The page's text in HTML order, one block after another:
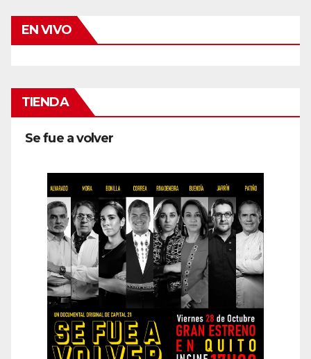
EN VIVO
TIENDA
Se fue a volver